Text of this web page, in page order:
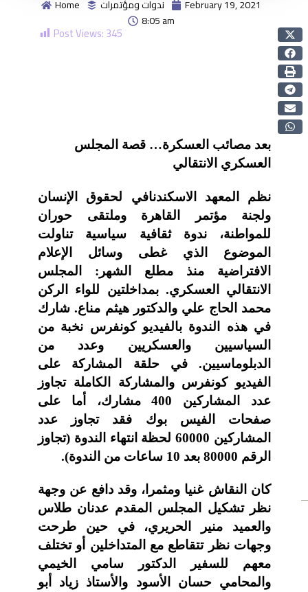
Home ندوات ومؤتمرات
February 19, 2021
8:05 am
Post Views:345
بعد مصائب العسكرة… قصة المجلس
العسكري الانتقالي
نظم المعهد الاسكندنافي لحقوق الإنسان
ولجنة مؤتمر القاهرة وملتقى حوران
للمواطنة، ندوة ثقافية سياسية تناولت
الموضوع الذي غطى وسائل الإعلام
الافتراضية منذ مطلع الشهر: المجلس
الانتقالي العسكري. بمداخلتين للواء الركن
محمد الحاج علي والدكتور هيثم مناع. شارك
في هذه الندوة بالفيديو كونفرس نخبة من
السياسيين والعسكريين وعدد من
الدبلوماسيين. في حلقة المشاركة على
الفيديو كونفرس والمشاركة الكاملة تجاوز
عدد المشاركين 400 مشارك، أما على
صفحات الفيس بوك فقد تجاوز عدد
المشاركين 60000 لحظة انتهاء الندوة (تجاوز
الرقم 80000 بعد 10 ساعات من الندوة).
كان النقاش غنيا ومثمرا، وقد دافع عن وجهة
نظر تشكيل المجلس المقدم عدنان طلاس
والعميد منير الحريري، في حين طرحت
وجهات نظر تتقاطع مع المتداخلين أو تختلف
معهم للسفير الدكتور سامي الخيمي
والمحامي حسان الأسود والأستاذ زياد أبو